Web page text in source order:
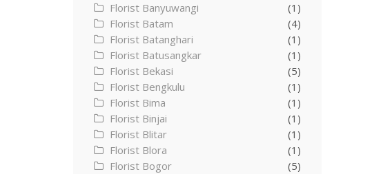
Florist Banyuwangi
(1)
Florist Batam
(4)
Florist Batanghari
(1)
Florist Batusangkar
(1)
Florist Bekasi
(5)
Florist Bengkulu
(1)
Florist Bima
(1)
Florist Binjai
(1)
Florist Blitar
(1)
Florist Blora
(1)
Florist Bogor
(5)